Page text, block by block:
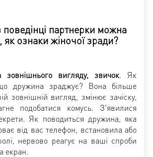
поведінці партнерки можна
як ознаки жіночої зради?
зовнішнього вигляду, звичок. Як
дружина зраджує? Вона більше
зовнішній вигляд, змінює зачіску,
подобатися комусь. З'явилися
Як поводиться дружина, яка
від вас телефон, встановила або
нервово реагує на ваші спроби
екран.